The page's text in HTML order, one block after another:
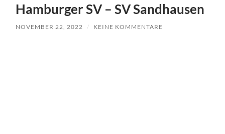
Hamburger SV – SV Sandhausen
NOVEMBER 22, 2022 / KEINE KOMMENTARE